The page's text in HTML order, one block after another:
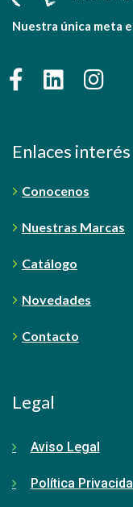
Nuestra única meta
Enlaces interés
Conocenos
Nuestras Marcas
Catálogo
Novedades
Contacto
Legal
Aviso Legal
Política